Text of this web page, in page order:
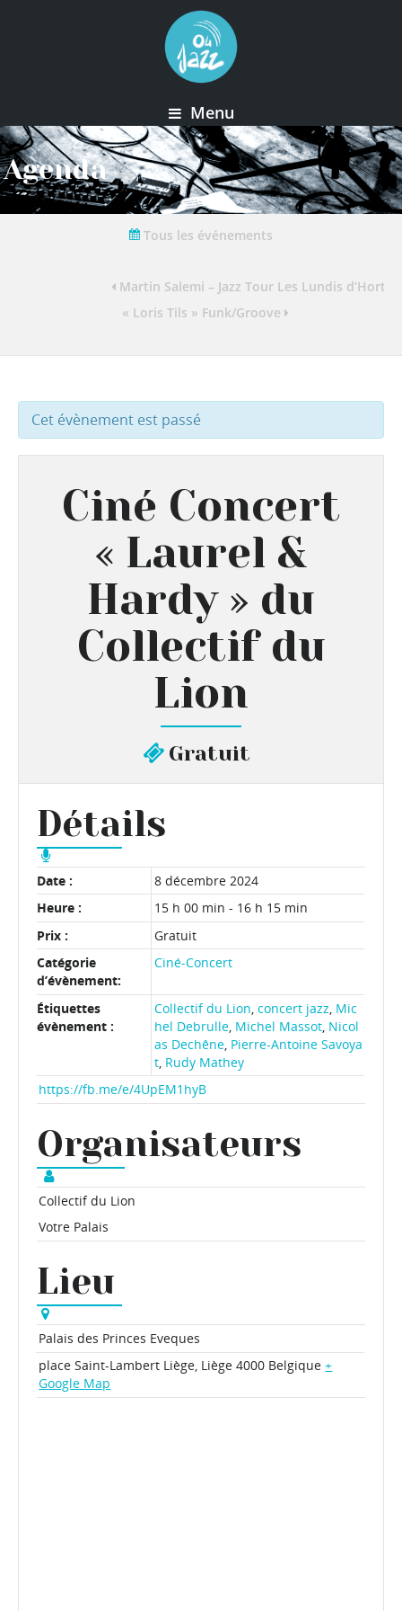
Menu
Agenda
Tous les événements
Martin Salemi – Jazz Tour Les Lundis
« Loris Tils » Funk/Groove
Cet évènement est passé
Ciné Concert
« Laurel &
Hardy » du
Collectif du
Lion
Gratuit
Détails
Date :
8 décembre 2024
Heure :
15 h 00 min - 16 h 15 min
Prix :
Gratuit
Catégorie
d’évènement:
Ciné-Concert
Étiquettes
évènement :
Collectif du Lion ,concert jazz Mic
hel Debrulle Michel Massot Nicol
as Dechêne Pierre-Antoine Savoya
t Rudy Mathey
https://fb.me/e/4UpEM1hyB
Organisateurs
Collectif du Lion
Votre Palais
Lieu
Palais des Princes Eveques
place Saint-Lambert Liège, Liège 4000 Belgique +
Google Map